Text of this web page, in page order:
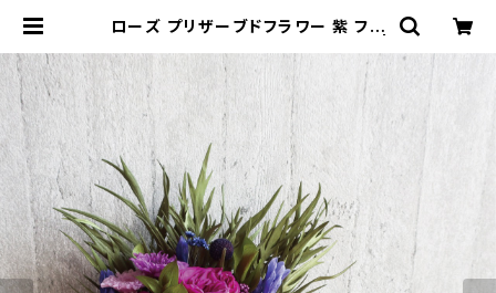
ローズ プリザーブドフラワー 紫 フラ
KModernStyle